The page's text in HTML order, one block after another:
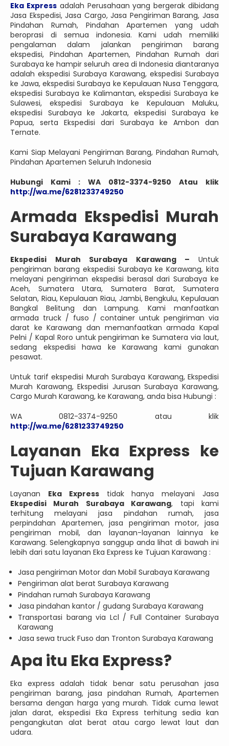
Eka Expressadalah Perusahaan yang bergerak dibidang
Jasa Ekspedisi, Jasa Cargo, Jasa Pengiriman Barang, Jasa
Pindahan Rumah, Pindahan Apartemen yang udah
beroprasi di semua indonesia. Kami udah memiliki
pengalaman dalam jalankan pengiriman barang
ekspedisi, Pindahan Apartemen, Pindahan Rumah dari
Surabaya ke hampir seluruh area di Indonesia diantaranya
adalah ekspedisi Surabaya Karawang, ekspedisi Surabaya
ke Jawa, ekspedisi Surabaya ke Kepulauan Nusa Tenggara,
ekspedisi Surabaya ke Kalimantan, ekspedisi Surabaya ke
Sulawesi, ekspedisi Surabaya ke Kepulauan Maluku,
ekspedisi Surabaya ke Jakarta, ekspedisi Surabaya ke
Papua, serta Ekspedisi dari Surabaya ke Ambon dan
Ternate.
Kami Siap Melayani Pengiriman Barang, Pindahan Rumah,
Pindahan Apartemen Seluruh Indonesia
Hubungi Kami : WA 0812-3374-9250 Atau klik
http://wa.me/6281233749250
Armada Ekspedisi Murah
Surabaya Karawang
Ekspedisi Murah Surabaya Karawang – Untuk
pengiriman barang ekspedisi Surabaya ke Karawang, kita
melayani pengiriman ekspedisi berasal dari Surabaya ke
Aceh, Sumatera Utara, Sumatera Barat, Sumatera
Selatan, Riau, Kepulauan Riau, Jambi, Bengkulu, Kepulauan
Bangkal Belitung dan Lampung. Kami manfaatkan
armada truck / fuso / container untuk pengiriman via
darat ke Karawang dan memanfaatkan armada Kapal
Pelni / Kapal Roro untuk pengiriman ke Sumatera via laut,
sedang ekspedisi hawa ke Karawang kami gunakan
pesawat.
Untuk tarif ekspedisi Murah Surabaya Karawang, Ekspedisi
Murah Karawang, Ekspedisi Jurusan Surabaya Karawang,
Cargo Murah Karawang, ke Karawang, anda bisa Hubungi :
WA 0812-3374-9250 atau klik
http://wa.me/6281233749250
Layanan Eka Express ke
Tujuan Karawang
Layanan Eka Expresstidak hanya melayani Jasa
Ekspedisi Murah Surabaya Karawang, tapi kami
terhitung melayani jasa pindahan rumah, jasa
perpindahan Apartemen, jasa pengiriman motor, jasa
pengiriman mobil, dan layanan-layanan lainnya ke
Karawang. Selengkapnya sanggup anda lihat di bawah ini
lebih dari satu layanan Eka Express ke Tujuan Karawang :
Jasa pengiriman Motor dan Mobil Surabaya Karawang
Pengiriman alat berat Surabaya Karawang
Pindahan rumah Surabaya Karawang
Jasa pindahan kantor / gudang Surabaya Karawang
Transportasi barang via Lcl / Full Container Surabaya
Karawang
Jasa sewa truck Fuso dan Tronton Surabaya Karawang
Apa itu Eka Express?
Eka express adalah tidak benar satu perusahan jasa
pengiriman barang, jasa pindahan Rumah, Apartemen
bersama dengan harga yang murah. Tidak cuma lewat
jalan darat, ekspedisi Eka Express terhitung sedia kan
pengangkutan alat berat atau cargo lewat laut dan
udara.